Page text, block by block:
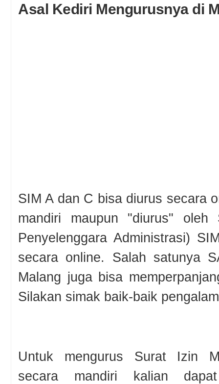
Asal Kediri Mengurusnya di
SIM A dan C bisa diurus secara
mandiri maupun "diurus" oleh
Penyelenggara Administrasi)
secara online. Salah satunya
Malang juga bisa
Silakan simak baik-baik
Untuk mengurus Surat Izin
secara mandiri kalian dapat